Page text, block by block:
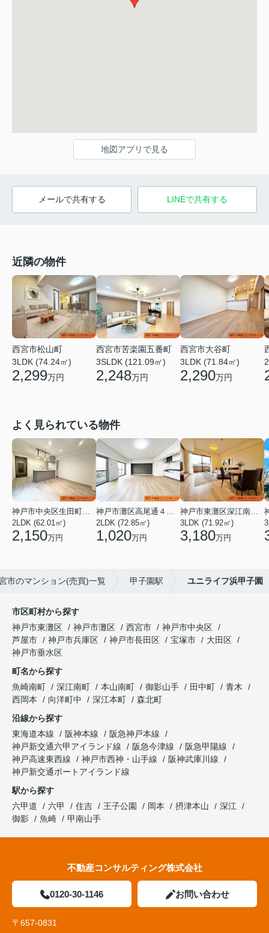
地図アプリで見る
メールで共有する LINEで共有する
近隣の物件
西宮市松山町
3LDK (74.24㎡)
2,299万円
西宮市苦楽園五番町
3SLDK (121.09㎡)
2,248万円
西宮市大谷町
3LDK (71.84㎡)
2,290万円
よく見られている物件
神戸市中央区生田町１丁目
2LDK (62.01㎡)
2,150万円
神戸市灘区高尾通４丁目
2LDK (72.85㎡)
1,020万円
神戸市東灘区深江南町１丁目
3LDK (71.92㎡)
3,180万円
市のマンション(売買)一覧 甲子園駅 ユニライフ浜甲子園
市区町村から探す
神戸市東灘区
神戸市灘区 西宮市
神戸市中央区
芦屋市
神戸市兵庫区 神戸市長田区 宝塚市
大田区
神戸市垂水区
町名から探す
魚崎南町
深江南町 本山南町 御影山手 田中町
青木
西岡本
向洋町中 深江本町
森北町
沿線から探す
東海道本線
阪神本線
阪急神戸本線
神戸新交通六甲アイランド線
阪急今津線
阪急甲陽線
神戸高速東西線
神戸市西神・山手線
阪神武庫川線
神戸新交通ポートアイランド線
駅から探す
六甲道
六甲 住吉 王子公園 岡本 摂津本山
深江
御影
魚崎 甲南山手
不動産コンサルティング株式会社
0120-30-1146 お問い合わせ
〒657-0831